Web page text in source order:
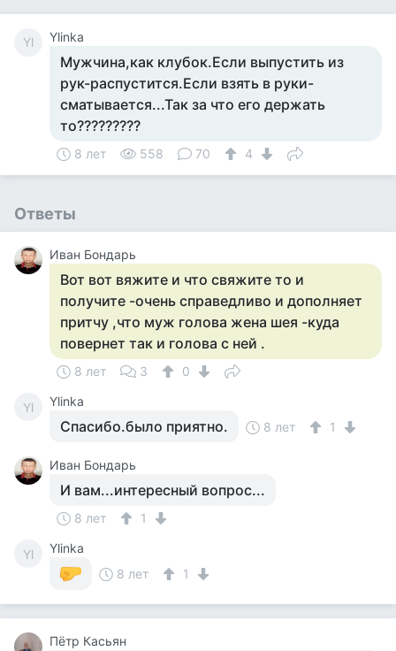
Yl Ylinka
Мужчина,как клубок.Если выпустить из
рук-распустится.Если взять в руки-
сматывается...Так за что его держать
то?????????
8 лет 558 70 4
Ответы
Иван Бондарь
Вот вот вяжите и что свяжите то и
получите -очень справедливо и дополняет
притчу ,что муж голова жена шея -куда
повернет так и голова с ней .
8 лет 3 0
Yl Ylinka
Спасибо.было приятно. 8 лет 1
Иван Бондарь
И вам...интересный вопрос...
8 лет 1
Yl
Ylinka
8 лет
1
Пётр Касьян